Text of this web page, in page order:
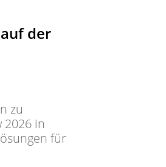
der
zu
in
für